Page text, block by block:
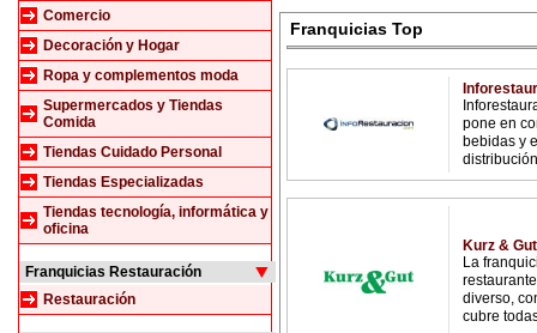
Comercio
Decoración y Hogar
Ropa y complementos moda
Supermercados y Tiendas
Comida
Tiendas Cuidado Personal
Tiendas Especializadas
Tiendas tecnología, informática y
oficina
Franquicias Restauración
Restauración
Franquicias Top
pone en
bebidas y
Kurz & Gut
La
diverso,
cubre